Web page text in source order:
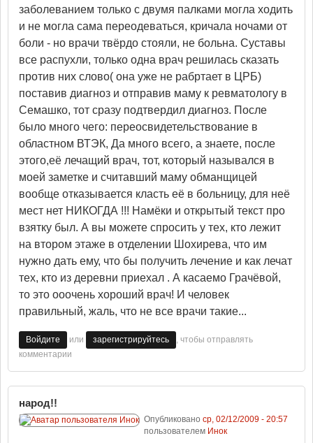
заболеванием только с двумя палками могла ходить
и не могла сама переодеваться, кричала ночами от
боли - но врачи твёрдо стояли, не больна. Суставы
все распухли, только одна врач решилась сказать
против них слово( она уже не рабртает в ЦРБ)
поставив диагноз и отправив маму к ревматологу в
Семашко, тот сразу подтвердил диагноз. После
было много чего: переосвидетельствование в
областном ВТЭК, Да много всего, а знаете, после
этого,её лечащий врач, тот, который назывался в
моей заметке и считавший маму обманщицей
вообще отказывается класть её в больницу, для неё
мест нет НИКОГДА !!! Намёки и открытый текст про
взятку был. А вы можете спросить у тех, кто лежит
на втором этаже в отделении Шохирева, что им
нужно дать ему, что бы получить лечение и как лечат
тех, кто из деревни приехал . А касаемо Грачёвой,
то это ооочень хороший врач! И человек
правильный, жаль, что не все врачи такие...
Войдите или зарегистрируйтесь
, чтобы отправлять
комментарии
народ!!
Опубликовано ср, 02/12/2009 - 20:57
пользователем Инок